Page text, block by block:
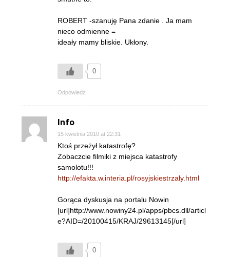
ROBERT -szanuję Pana zdanie . Ja mam
nieco odmienne =
ideały mamy bliskie. Ukłony.
0
Odpowiedz
Info
15 kwietnia 2010 at 22:31
Ktoś przeżył katastrofę?
Zobaczcie filmiki z miejsca katastrofy
samolotu!!!
http://efakta.w.interia.pl/rosyjskiestrzaly.html
Gorąca dyskusja na portalu Nowin
[url]http://www.nowiny24.pl/apps/pbcs.dll/articl
e?AID=/20100415/KRAJ/29613145[/url]
0